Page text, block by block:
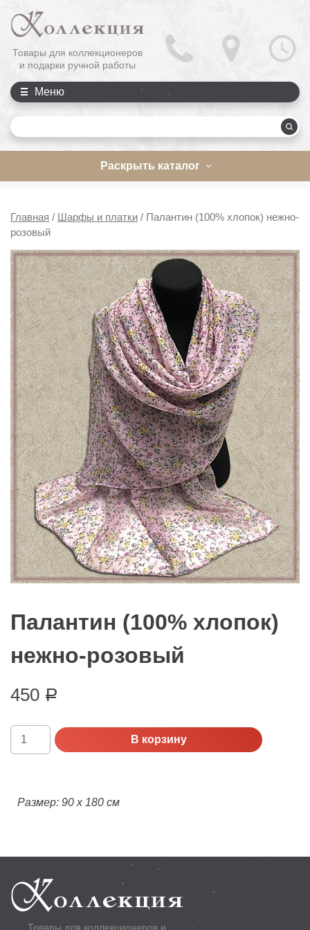
Товары для коллекционеров
и подарки ручной работы
Меню
Раскрыть каталог
Главная / Шарфы и платки / Палантин (100% хлопок) нежно-
розовый
Палантин (100% хлопок)
нежно-розовый
450 Р
Количество
Палантин
нежно-
В корзину
Размер: 90 х 180 см
Товары для коллекционеров и